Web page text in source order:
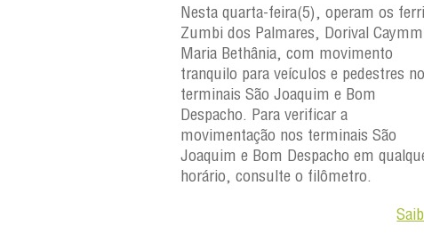
Nesta quarta-feira(5), operam os
Zumbi dos Palmares, Dorival
Maria Bethânia, com movimento
tranquilo para veículos e pedestres
terminais São Joaquim e Bom
Despacho. Para verificar a
movimentação nos terminais São
Joaquim e Bom Despacho em
horário, consulte o filômetro.